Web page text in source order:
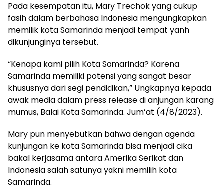
Pada kesempatan itu, Mary Trechok yang cukup
fasih dalam berbahasa Indonesia mengungkapkan
memilik kota Samarinda menjadi tempat yanh
dikunjunginya tersebut.
“Kenapa kami pilih Kota Samarinda? Karena
Samarinda memiliki potensi yang sangat besar
khususnya dari segi pendidikan,” Ungkapnya kepada
awak media dalam press release di anjungan karang
mumus, Balai Kota Samarinda. Jum’at (4/8/2023).
Mary pun menyebutkan bahwa dengan agenda
kunjungan ke kota Samarinda bisa menjadi cika
bakal kerjasama antara Amerika Serikat dan
Indonesia salah satunya yakni memilih kota
Samarinda.